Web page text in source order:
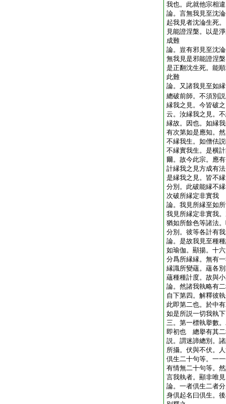
我也。此就他宗相
論。言無我見至沈
起我見者沈淪生死
見能證涅槃。以是
成難
論。豈有邪見至沈
無我見是邪能證涅
是正翻沈生死。能
此難
論。又諸我見至如
總破前師。不須別
縁我之見。今皆破
云。汝縁我之見。
縁故。因也。如縁
有次第如是應知。
不縁我生。如僧佉
不縁實我生。是横
爾。故今此宗。應
計縁我之見方成有
是縁我之見。皆不
分別。此破能縁不
次破所縁定非實我
論。我見所縁至如
我見所縁定非實我
猶如所餘色等諸法
分別。彼等各計有
論。是故我見至種
如瑜伽。顯揚。十
分爲所縁縁。無有
縁識所變蘊。蘊各
蘊種種計度。故與
論。然諸我執略有
自下第四。解釋彼
此即第二也。於中
如是所説一切我執
三。第一標執擧數
即初也 總擧有其二
説。謂迷諦總別。
所攝。伏與不伏。
倶生二十句等。一
有情無二十句等。
言我執者。顯非唯
論。一者倶生二者
身倶起名曰倶生。